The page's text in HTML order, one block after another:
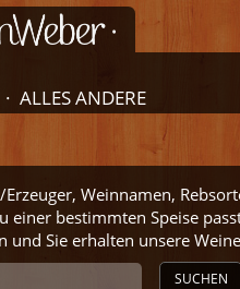
ALLES ANDERE
Weinnamen,
einer bestimmten Speise
und Sie erhalten unsere
SUCHEN